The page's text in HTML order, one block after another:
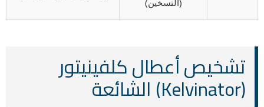
تشخيص أعطال كلفينيتور
(Kelvinator) الشائعة